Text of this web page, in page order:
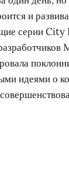
и
серии City
идеями о